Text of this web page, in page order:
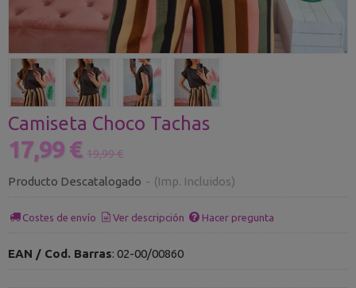
Camiseta Choco Tachas
17,99 € 19,99 €
Producto Descatalogado - (Imp. Incluidos)
Costes de envío Ver descripción Hacer pregunta
EAN / Cod. Barras: 02-00/00860